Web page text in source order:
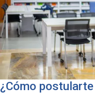
¿Cómo